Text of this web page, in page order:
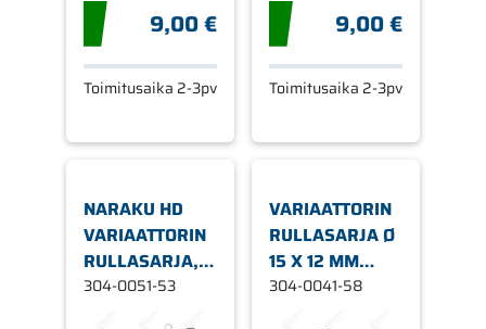
9,00 €
Toimitusaika 2-3pv
9,00 €
Toimitusaika 2-3pv
NARAKU HD
VARIAATTORIN
RULLASARJA, Ø
15 X 12 MM 5,3G
304-0051-53
VARIAATTORIN
RULLASARJA Ø
15 X 12 MM
5,8G
304-0041-58